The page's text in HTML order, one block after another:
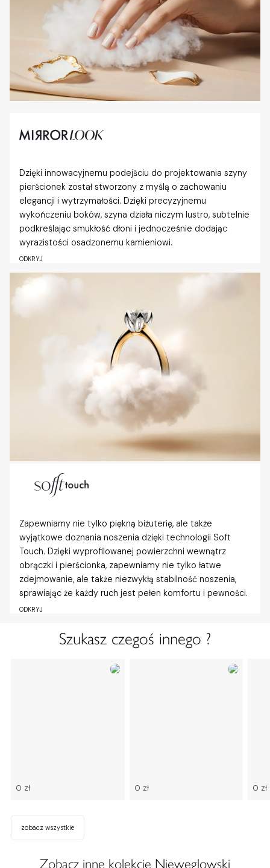
Dzięki innowacyjnemu podejściu do projektowania szyny
pierścionek został stworzony z myślą o zachowaniu
elegancji i wytrzymałości. Dzięki precyzyjnemu
wykończeniu boków, szyna działa niczym lustro, subtelnie
podkreślając smukłość dłoni i jednocześnie dodając
wyrazistości osadzonemu kamieniowi.
ODKRYJ
Zapewniamy nie tylko piękną biżuterię, ale także
wyjątkowe doznania noszenia dzięki technologii Soft
Touch. Dzięki wyprofilowanej powierzchni wewnątrz
obrączki i pierścionka, zapewniamy nie tylko łatwe
zdejmowanie, ale także niezwykłą stabilność noszenia,
sprawiając że każdy ruch jest pełen komfortu i pewności.
ODKRYJ
Szukasz czegoś innego ?
0 zł 0 zł 0 zł
zobacz wszystkie
Zobacz inne kolekcje Nieweglowski